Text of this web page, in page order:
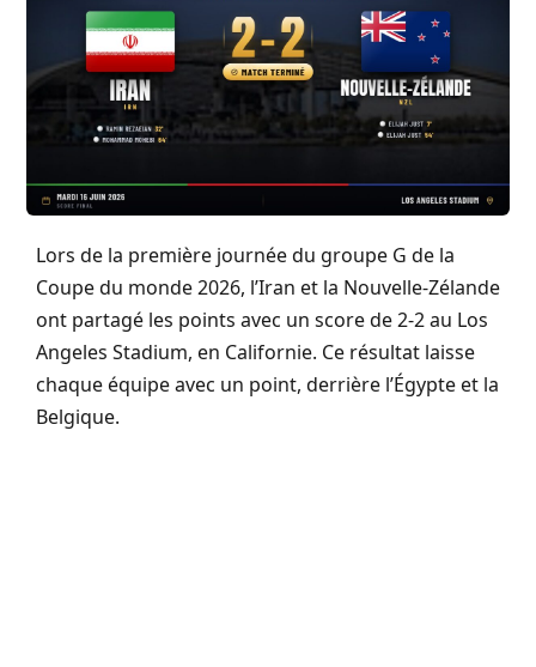
Lors de la première journée du groupe G de la
Coupe du monde 2026, l’Iran et la Nouvelle-Zélande
ont partagé les points avec un score de 2-2 au Los
Angeles Stadium, en Californie. Ce résultat laisse
chaque équipe avec un point, derrière l’Égypte et la
Belgique.